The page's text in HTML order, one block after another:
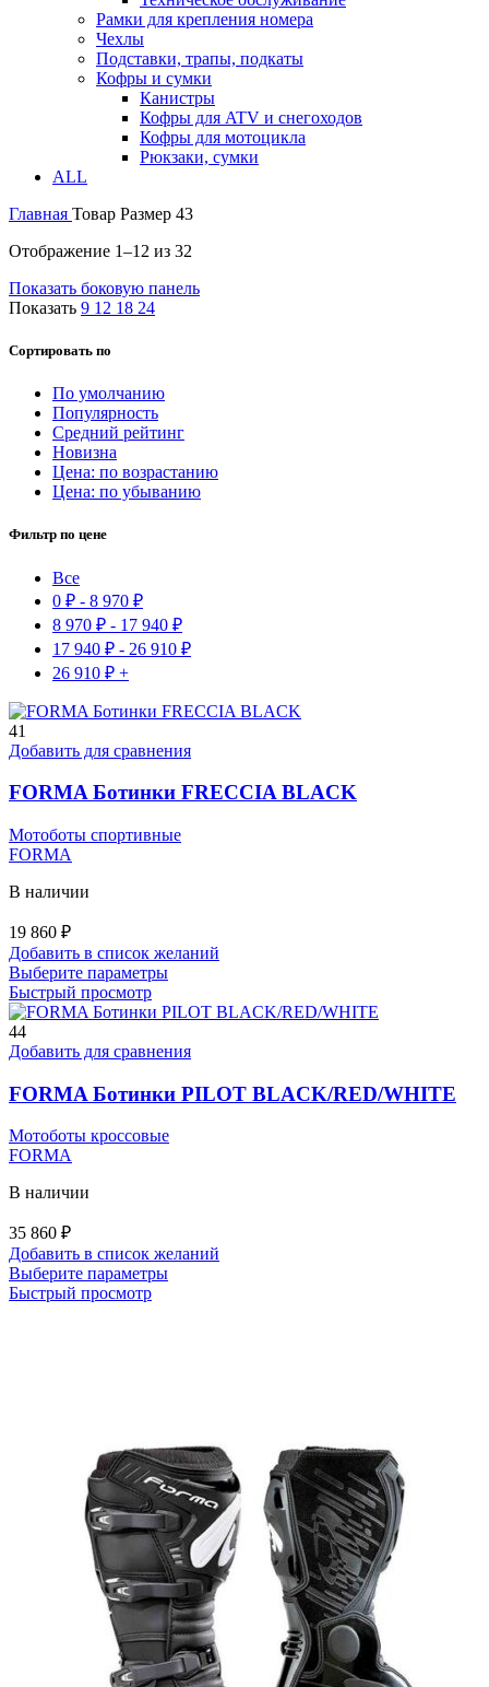
Рамки для крепления номера
Чехлы
Подставки, трапы, подкаты
Кофры и сумки
Канистры
Кофры для ATV и снегоходов
Кофры для мотоцикла
Рюкзаки, сумки
ALL
Главная Товар Размер 43
Отображение 1–12 из 32
Показать боковую панель
Показать 9 12 18 24
Сортировать по
По умолчанию
Популярность
Средний рейтинг
Новизна
Цена: по возрастанию
Цена: по убыванию
Фильтр по цене
Все
0 ₽ - 8 970 ₽
8 970 ₽ - 17 940 ₽
17 940 ₽ - 26 910 ₽
26 910 ₽ +
41
Добавить для сравнения
FORMA Ботинки FRECCIA BLACK
Мотоботы спортивные
FORMA
В наличии
19 860 ₽
Добавить в список желаний
Выберите параметрыЭтот
имеет
вариаций.
можно
выбрать
на
странице
Быстрый просмотр
44
Добавить для сравнения
FORMA Ботинки PILOT BLACK/RED/WHITE
Мотоботы кроссовые
FORMA
В наличии
35 860 ₽
Добавить в список желаний
Выберите параметрыЭтот
странице
товара.
Быстрый просмотр